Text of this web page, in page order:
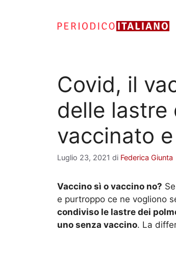
Covid, il
delle lastre
vaccinato
Luglio 23, 2021 di Federica Giunta
Vaccino sì o vaccino no?
e purtroppo ce ne vogliono
condiviso le lastre dei
uno senza vaccino. La